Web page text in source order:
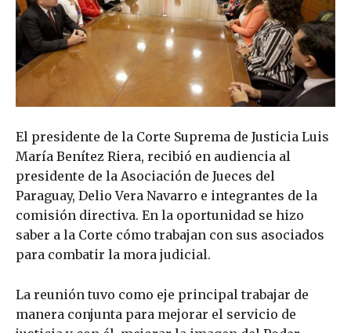
El presidente de la Corte Suprema de Justicia Luis
María Benítez Riera, recibió en audiencia al
presidente de la Asociación de Jueces del
Paraguay, Delio Vera Navarro e integrantes de la
comisión directiva. En la oportunidad se hizo
saber a la Corte cómo trabajan con sus asociados
para combatir la mora judicial.
La reunión tuvo como eje principal trabajar de
manera conjunta para mejorar el servicio de